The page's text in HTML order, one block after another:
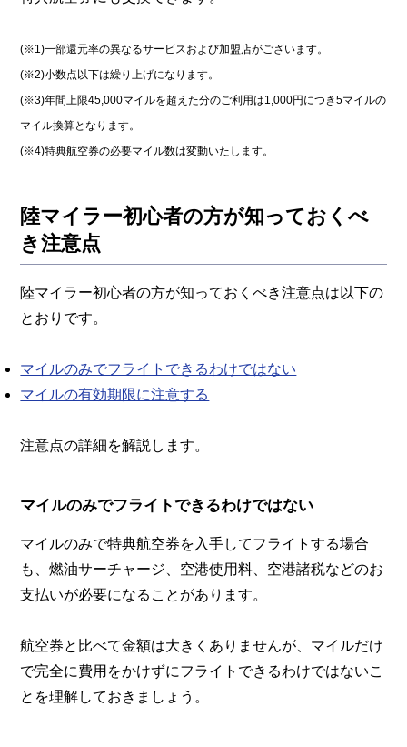
(※1)一部還元率の異なるサービスおよび加盟店がございます。
(※2)小数点以下は繰り上げになります。
(※3)年間上限45,000マイルを超えた分のご利用は1,000円につき5マイルの
マイル換算となります。
(※4)特典航空券の必要マイル数は変動いたします。
陸マイラー初心者の方が知っておくべ
き注意点
陸マイラー初心者の方が知っておくべき注意点は以下の
とおりです。
マイルのみでフライトできるわけではない
マイルの有効期限に注意する
注意点の詳細を解説します。
マイルのみでフライトできるわけではない
マイルのみで特典航空券を入手してフライトする場合
も、燃油サーチャージ、空港使用料、空港諸税などのお
支払いが必要になることがあります。
航空券と比べて金額は大きくありませんが、マイルだけ
で完全に費用をかけずにフライトできるわけではないこ
とを理解しておきましょう。